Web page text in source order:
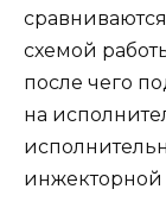
схемой
после чего
на
инжекторной